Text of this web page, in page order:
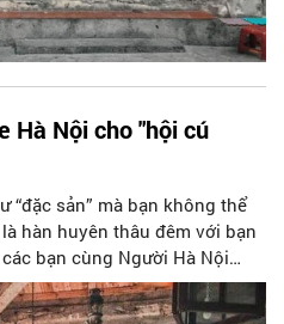
Hà Nội cho "hội cú
“đặc sản” mà bạn không thể
hàn huyên thâu đêm với bạn
bạn cùng Người Hà Nội
mở đêm được nhiều bạn trẻ
nhé!